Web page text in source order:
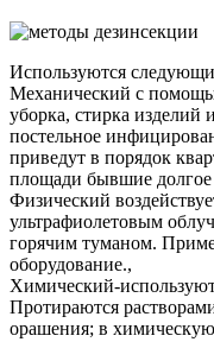
Используются
Механический с
уборка, стирка изделий
постельное
приведут в порядок
площади бывшие долгое
Физический
ультрафиолетовым
горячим туманом.
оборудование.,
Химический-
Протираются
орашения; в